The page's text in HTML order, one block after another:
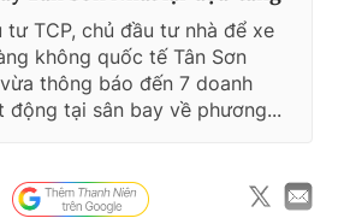
tư TCP, chủ đầu tư nhà để xe
không quốc tế Tân Sơn
thông báo đến 7 doanh
động tại sân bay về phương...